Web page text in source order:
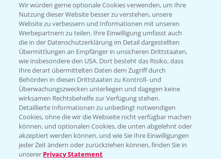
3:45
Rundgang über die Raps DEMOS
24.03.2025
Wir würden gerne optionale Cookies verwenden, um Ihre
Nutzung dieser Website besser zu verstehen, unsere
Website zu verbessern und Informationen mit unseren
Werbepartnern zu teilen. Ihre Einwilligung umfasst auch
die in der Datenschutzerklärung im Detail dargestellten
Übermittlungen an Empfänger in unsicheren Drittstaaten,
wie insbesondere den USA. Dort besteht das Risiko, dass
Ihre derart übermittelten Daten dem Zugriff durch
Behörden in diesen Drittstaaten zu Kontroll- und
Überwachungszwecken unterliegen und dagegen keine
wirksamen Rechtsbehelfe zur Verfügung stehen.
Detaillierte Informationen zu unbedingt notwendigen
Cookies, ohne die wir die Webseite nicht verfügbar machen
können, und optionalen Cookies, die unten abgelehnt oder
akzeptiert werden können, und wie Sie Ihre Einwilligungen
jeder Zeit ändern oder zurückziehen können, finden Sie in
unserer Privacy Statement